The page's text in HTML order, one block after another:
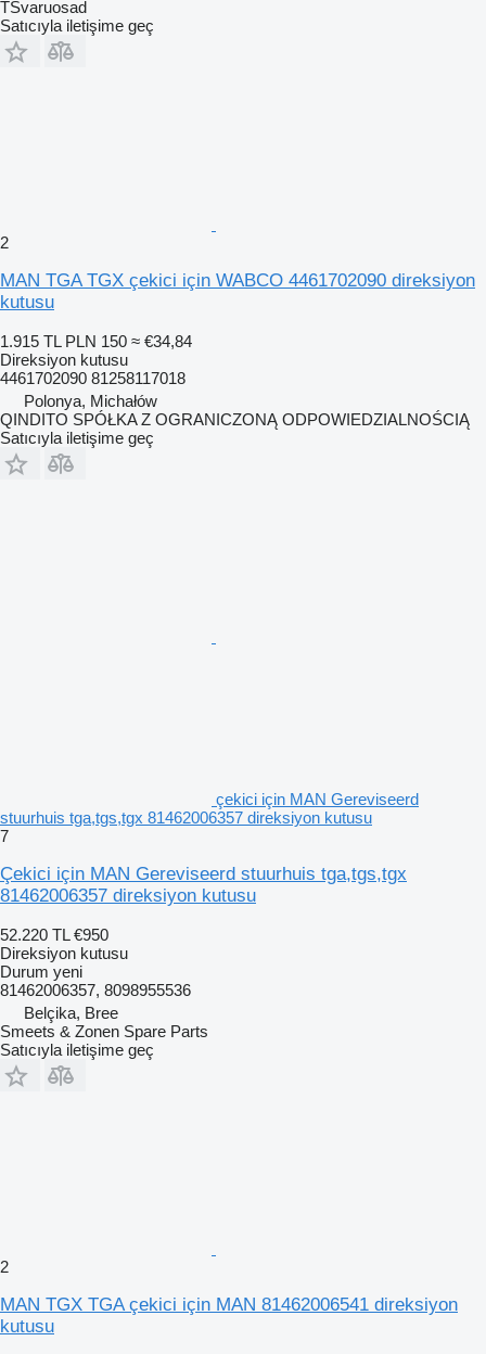
TSvaruosad
Satıcıyla iletişime geç
2
MAN TGA TGX çekici için WABCO 4461702090 direksiyon
kutusu
1.915 TL PLN 150 ≈ €34,84
Direksiyon kutusu
4461702090 81258117018
Polonya, Michałów
QINDITO SPÓŁKA Z OGRANICZONĄ ODPOWIEDZIALNOŚCIĄ
Satıcıyla iletişime geç
çekici için MAN Gereviseerd
stuurhuis tga,tgs,tgx 81462006357 direksiyon kutusu
7
Çekici için MAN Gereviseerd stuurhuis tga,tgs,tgx
81462006357 direksiyon kutusu
52.220 TL €950
Direksiyon kutusu
Durum yeni
81462006357, 8098955536
Belçika, Bree
Smeets & Zonen Spare Parts
Satıcıyla iletişime geç
2
MAN TGX TGA çekici için MAN 81462006541 direksiyon
kutusu